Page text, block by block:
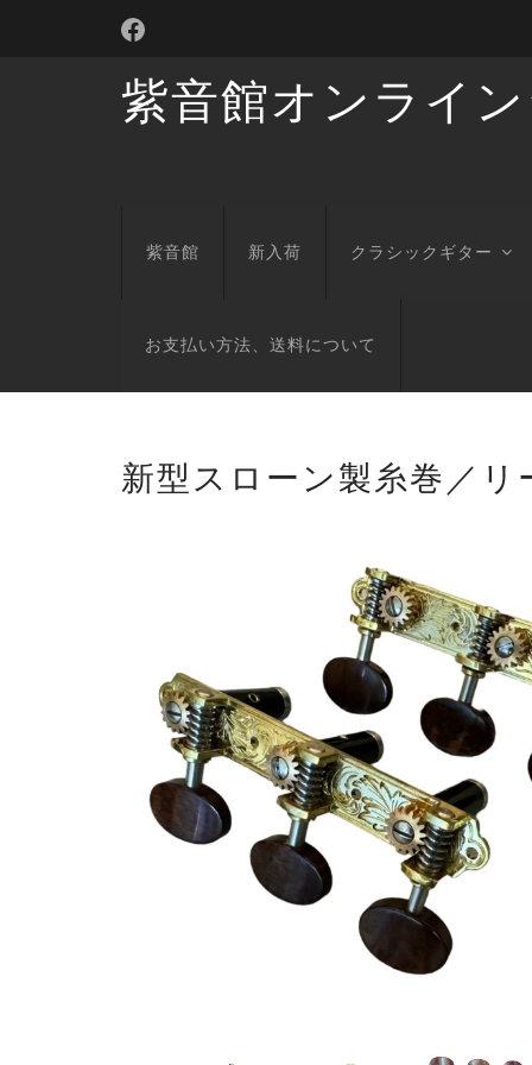
紫音館オンライ
紫音館 新入荷 クラシックギター
お支払い方法、送料について
新型スローン製糸巻／